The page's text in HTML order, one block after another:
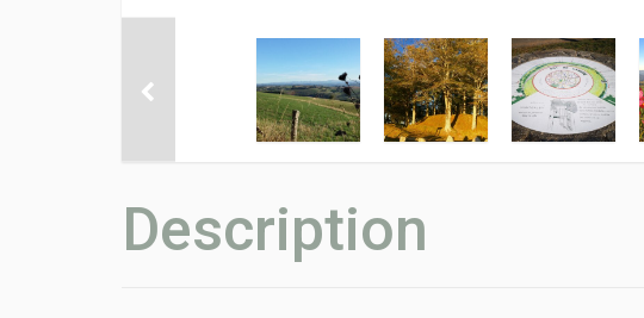
Description